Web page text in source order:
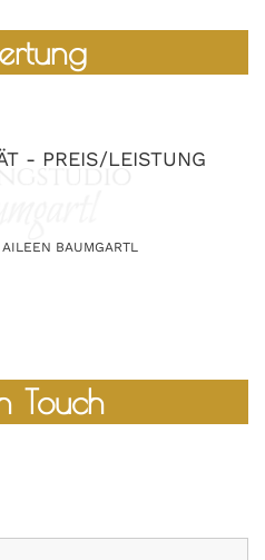
- PREIS/LEISTUNG
BAUMGARTL
Touch